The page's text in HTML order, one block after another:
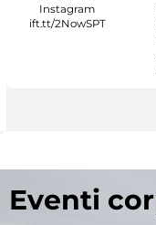
Eventi